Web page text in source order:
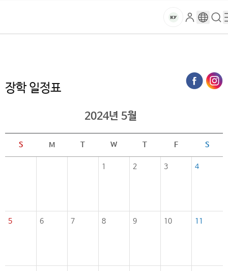
건
대
교
마
로
그
구
글
검
색
메장학 일정표
2024년 5월
S M T W T F S
1 2 3 4
5 6 7 8 9 10 11